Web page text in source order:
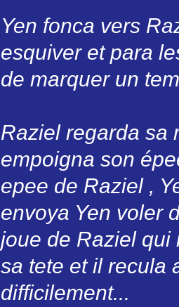
Yen fonca vers
esquiver et para
de marquer un
Raziel regarda sa
empoigna son
epee de Raziel ,
envoya Yen voler
joue de Raziel qui
sa tete et il recula
difficilement...